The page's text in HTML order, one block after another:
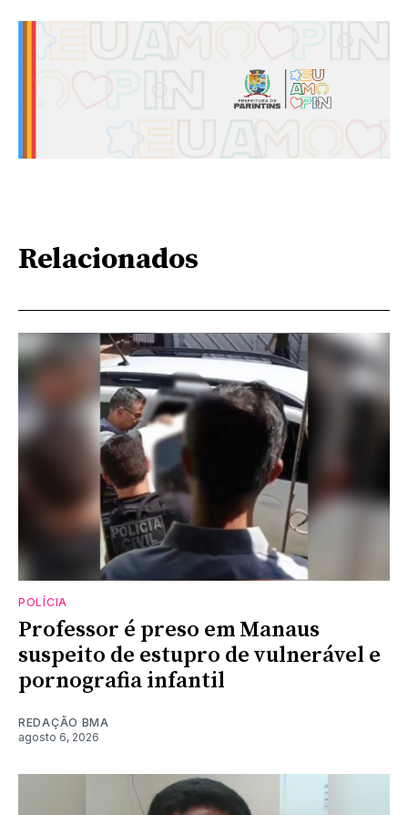
Relacionados
POLÍCIA
Professor é preso em Manaus
suspeito de estupro de vulnerável e
pornografia infantil
REDAÇÃO BMA
agosto 6, 2026